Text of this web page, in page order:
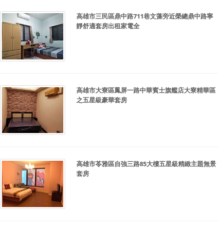
高雄市三民區鼎中路711巷文藻旁近榮總鼎中路寧
靜舒適套房出租家電全
高雄市大寮區鳳屏一路中華賓士旗艦店大寮精華區
之五星級豪華套房
高雄市苓雅區自強三路85大樓五星級精緻主題無景
套房